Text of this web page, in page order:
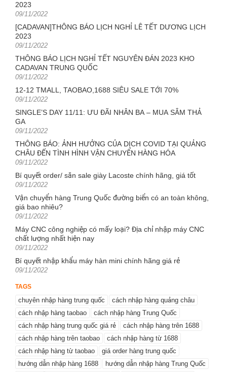
2023
Posted
09/11/2022
[CADAVAN]THÔNG BÁO LỊCH NGHỈ LỄ TẾT DƯƠNG LỊCH
2023
Posted
09/11/2022
THÔNG BÁO LỊCH NGHỈ TẾT NGUYÊN ĐÁN 2023 KHO
CADAVAN TRUNG QUỐC
Posted
09/11/2022
12-12 TMALL, TAOBAO,1688 SIÊU SALE TỚI 70%
Posted
09/11/2022
SINGLE’S DAY 11/11: ƯU ĐÃI NHÂN BA – MUA SẮM THẢ
GA
Posted
09/11/2022
THÔNG BÁO: ẢNH HƯỞNG CỦA DỊCH COVID TẠI QUẢNG
CHÂU ĐẾN TÌNH HÌNH VẬN CHUYỂN HÀNG HÓA
Posted
09/11/2022
Bí quyết order/ săn sale giày Lacoste chính hãng, giá tốt
Posted
09/11/2022
Vận chuyển hàng Trung Quốc đường biển có an toàn không,
giá bao nhiêu?
Posted
09/11/2022
Máy CNC công nghiệp có mấy loại? Địa chỉ nhập máy CNC
chất lượng nhất hiện nay
Posted
09/11/2022
Bí quyết nhập khẩu máy hàn mini chính hãng giá rẻ
Posted
09/11/2022
TAGS
chuyên nhập hàng trung quốc
cách nhập hàng quảng châu
cách nhập hàng taobao
cách nhập hàng Trung Quốc
cách nhập hàng trung quốc giá rẻ
cách nhập hàng trên 1688
cách nhập hàng trên taobao
cách nhập hàng từ 1688
cách nhập hàng từ taobao
giá order hàng trung quốc
hướng dẫn nhập hàng 1688
hướng dẫn nhập hàng Trung Quốc